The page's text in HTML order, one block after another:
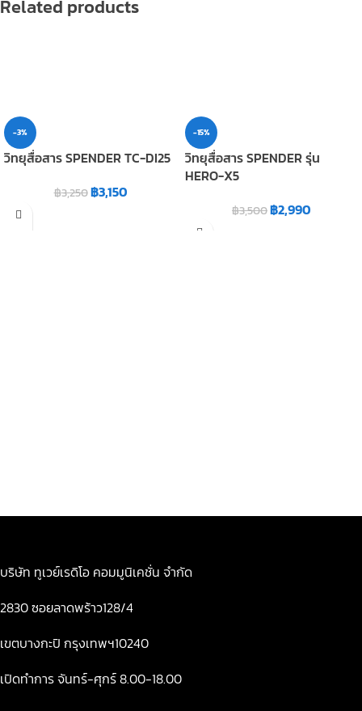
Related products
-3%
วิทยุสื่อสาร SPENDER TC-DI25
฿3,250฿3,150
-15%
วิทยุสื่อสาร SPENDER รุ่น
HERO-X5
฿3,500฿2,990
บริษัท ทูเวย์เรดิโอ คอมมูนิเคชั่น จำกัด
2830 ซอยลาดพร้าว128/4
เขตบางกะปิ กรุงเทพฯ10240
เปิดทำการ จันทร์-ศุกร์ 8.00-18.00